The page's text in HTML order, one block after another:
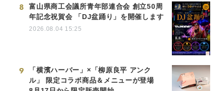
8
富山県商工会議所青年部連合会 創立50周
年記念祝賀会 「DJ盆踊り」を開催します
2026.08.04 15:25
9
「横濱ハーバー」×「柳原良平 アンク
ル」 限定コラボ商品＆メニューが登場